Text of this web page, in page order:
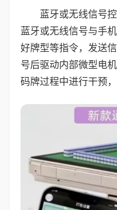
蓝牙或无线信号
蓝牙或无线信号与手
好牌型等指令，发送
号后驱动内部微型电
码牌过程中进行干预，